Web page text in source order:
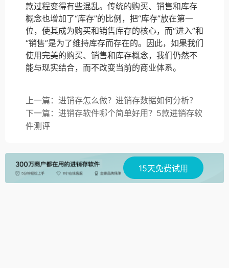
款过程变得有些混乱。传统的购买、销售和库存
概念也增加了“库存”的比例，把“库存”放在第一
位，使其成为购买和销售库存的核心，而“进入”和
“销售”是为了维持库存而存在的。因此，如果我们
使用完美的购买、销售和库存概念，我们仍然不
能与现实结合，而不改变当前的商业体系。
上一篇：进销存怎么做？进销存数据如何分析？
下一篇：进销存软件哪个简单好用？5款进销存软
件测评
15天免费试用